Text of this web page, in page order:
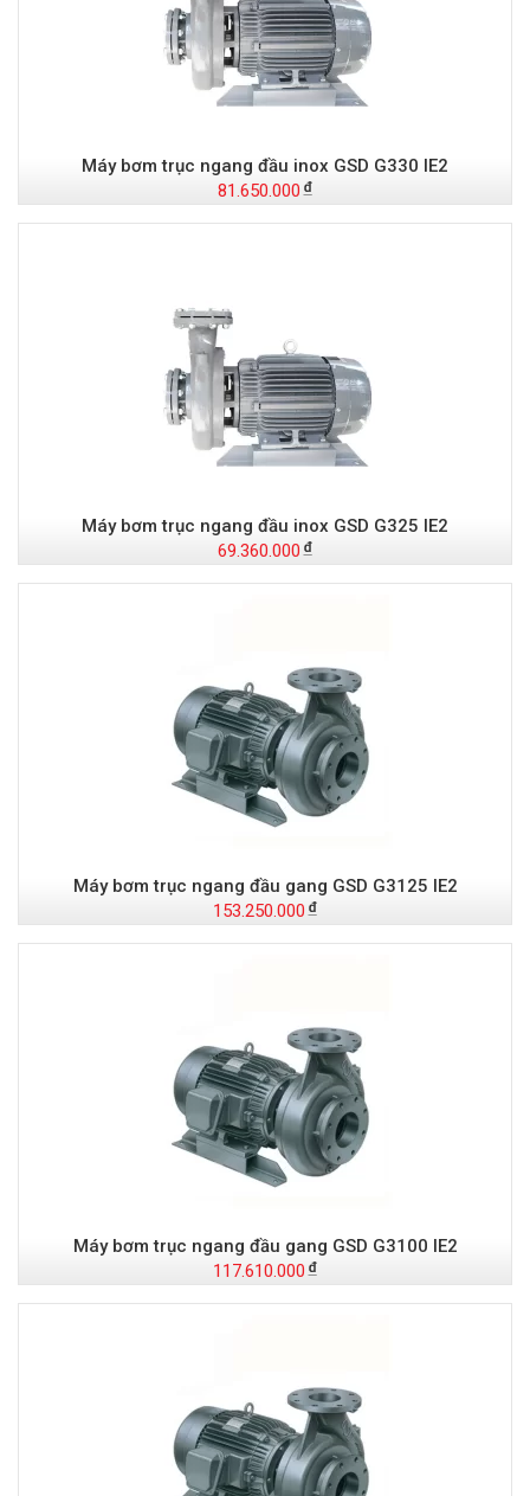
Máy bơm trục ngang đầu inox GSD G330 IE2
81.650.000
Máy bơm trục ngang đầu inox GSD G325 IE2
69.360.000
Máy bơm trục ngang đầu gang GSD G3125 IE2
153.250.000
Máy bơm trục ngang đầu gang GSD G3100 IE2
117.610.000